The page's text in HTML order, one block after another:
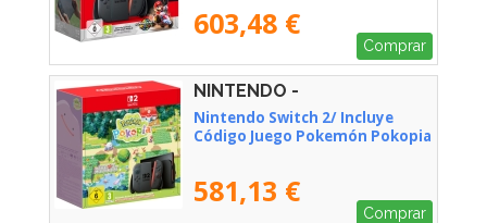
603,48 €
Comprar
NINTENDO -
Nintendo Switch 2/ Incluye
Código Juego Pokemón Pokopia
581,13 €
Comprar